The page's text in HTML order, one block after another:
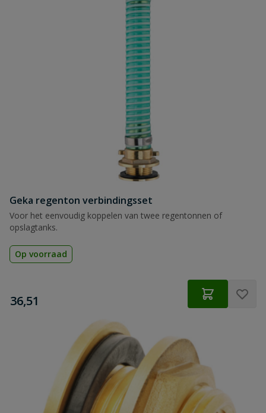
Geka regenton verbindingsset
Voor het eenvoudig koppelen van twee regentonnen of
opslagtanks.
Op voorraad
€
36,51